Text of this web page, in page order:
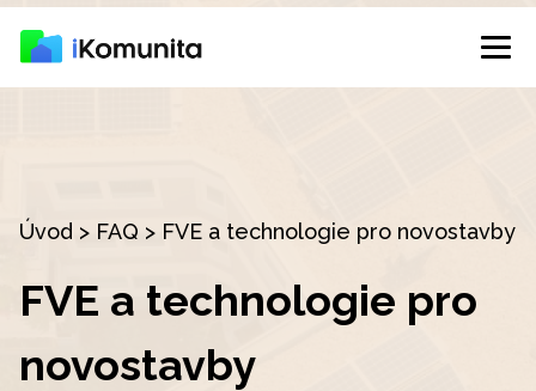
Úvod > FAQ > FVE a technologie pro novostavby
FVE a technologie pro
novostavby